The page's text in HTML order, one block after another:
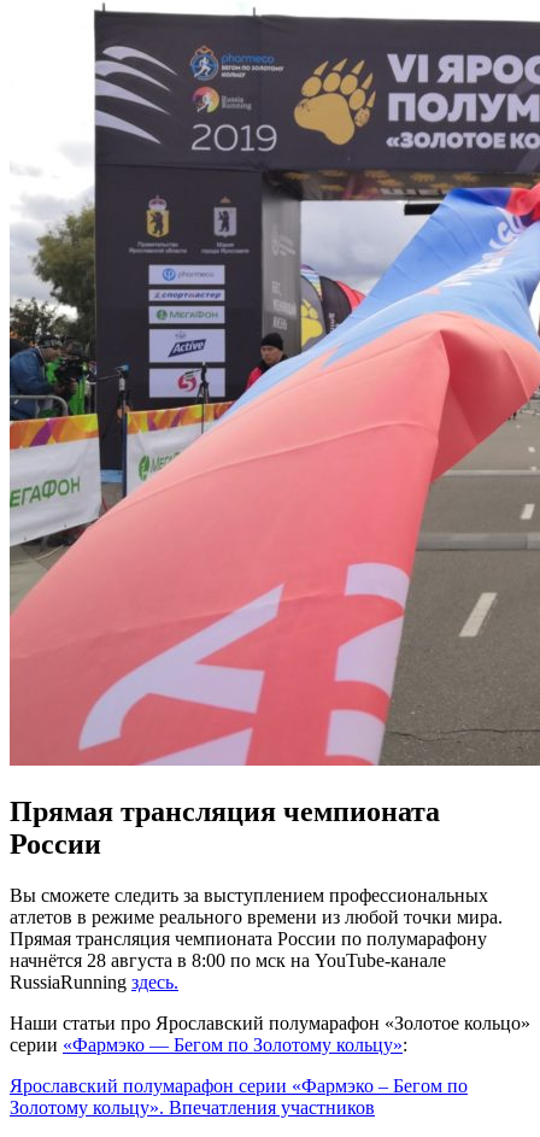
Прямая трансляция чемпионата
России
Вы сможете следить за выступлением профессиональных
атлетов в режиме реального времени из любой точки мира.
Прямая трансляция чемпионата России по полумарафону
начнётся 28 августа в 8:00 по мск на YouTube-канале
RussiaRunning здесь.
Наши статьи про Ярославский полумарафон «Золотое кольцо»
серии «Фармэко — Бегом по Золотому кольцу»:
Ярославский полумарафон серии «Фармэко – Бегом по
Золотому кольцу». Впечатления участников